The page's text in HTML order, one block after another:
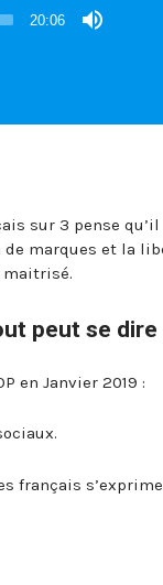
20:06
sur 3 pense qu’il
marques et la
maitrisé.
peut se dire
en Janvier 2019 :
français